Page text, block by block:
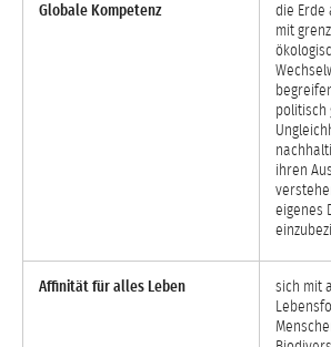
Globale Kompetenz
die Erde
mit
politisch
ihren
eigenes
Affinität für alles Leben
sich mit